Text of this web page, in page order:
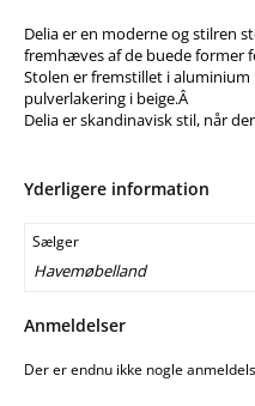
Delia er en moderne og stilren
fremhæves af de buede former
Stolen er fremstillet i
pulverlakering i beige.Â
Delia er skandinavisk stil, når
Yderligere information
Sælger
Havemøbelland
Anmeldelser
Der er endnu ikke nogle